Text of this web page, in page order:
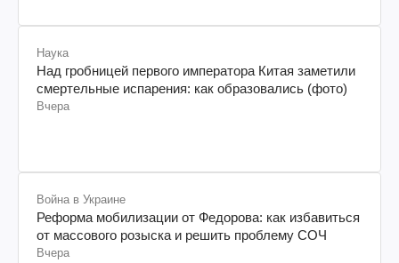
Наука
Над гробницей первого императора Китая заметили
смертельные испарения: как образовались (фото)
Вчера
Война в Украине
Реформа мобилизации от Федорова: как избавиться
от массового розыска и решить проблему СОЧ
Вчера